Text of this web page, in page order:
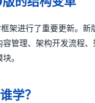
架进行了重要更新。新
管理、架构开发流程
。
学？